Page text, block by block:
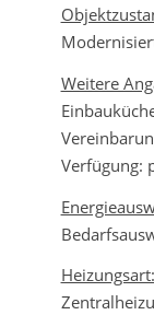
Weitere
Verfügung:
Heizungsart: